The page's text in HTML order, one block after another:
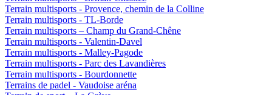
Terrain multisports - Provence, chemin de la Colline
Terrain multisports - TL-Borde
Terrain multisports – Champ du Grand-Chêne
Terrain multisports - Valentin-Davel
Terrain multisports - Malley-Pagode
Terrain multisports - Parc des Lavandières
Terrain multisports - Bourdonnette
Terrains de padel - Vaudoise aréna